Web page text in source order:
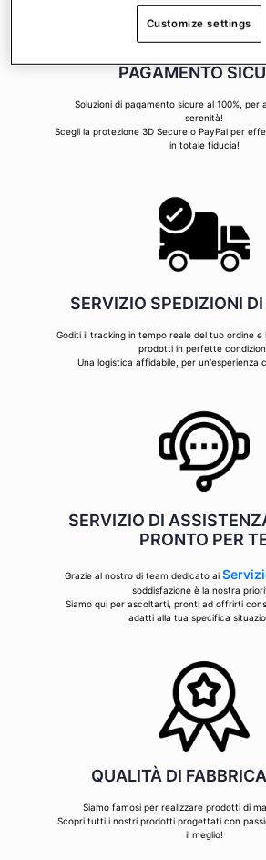
PAGAMENTO
Soluzioni di pagamento sicure al 100%, per
serenità!
Scegli la protezione 3D Secure o PayPal per
in totale fiducia!
SERVIZIO SPEDIZIONI
Goditi il tracking in tempo reale del tuo ordine e
prodotti in perfette
Una logistica affidabile, per un'esperienza
SERVIZIO DI
PRONTO PER
Grazie al nostro di team dedicato ai
soddisfazione è la nostra
Siamo qui per ascoltarti, pronti ad offrirti
adatti alla tua specifica
QUALITÀ DI
Siamo famosi per realizzare prodotti di
Scopri tutti i nostri prodotti progettati con
il meglio!
Customize settings